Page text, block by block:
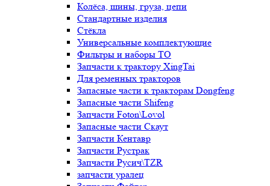
Колёса, шины, груза, цепи
Стандартные изделия
Стёкла
Универсальные комплектующие
Фильтры и наборы ТО
Запчасти к трактору XingTai
Для ременных тракторов
Запасные части к тракторам Dongfeng
Запасные части Shifeng
Запчасти Foton\Lovol
Запасные части Скаут
Запчасти Кентавр
Запчасти Рустрак
Запчасти Русич\TZR
запчасти уралец